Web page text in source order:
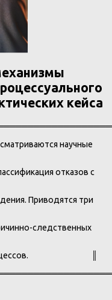
кейса
научные
отказов с
Приводятся три
следственных
процессов. ║